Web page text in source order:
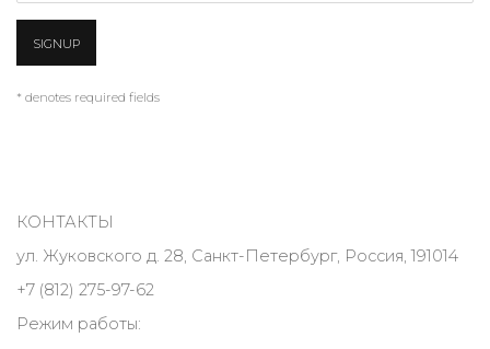
SIGNUP
* denotes required fields
КОНТАКТЫ
ул. Жуковского д. 28, Санкт-Петербург, Россия, 191014
+7 (812) 275-97-62
Режим работы: